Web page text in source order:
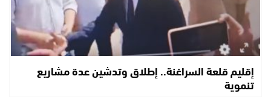
إقليم قلعة السراغنة.. إطلاق وتدشين عدة مشاريع
تنموية